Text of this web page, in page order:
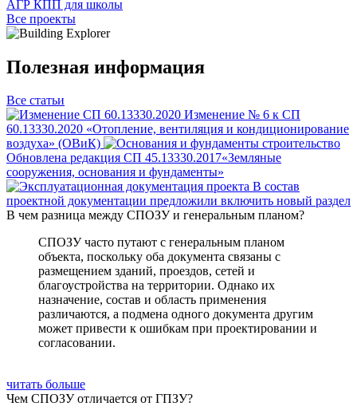
АГР КПП для школы
Все проекты
Полезная информация
Все статьи
Изменение № 6 к СП
60.13330.2020 «Отопление, вентиляция и кондиционирование
воздуха» (ОВиК)
Обновлена редакция СП 45.13330.2017«Земляные
сооружения, основания и фундаменты»
В состав
проектной документации предложили включить новый раздел
В чем разница между СПОЗУ и генеральным планом?
СПОЗУ часто путают с генеральным планом
объекта, поскольку оба документа связаны с
размещением зданий, проездов, сетей и
благоустройства на территории. Однако их
назначение, состав и область применения
различаются, а подмена одного документа другим
может привести к ошибкам при проектировании и
согласовании.
читать больше
Чем СПОЗУ отличается от ГПЗУ?